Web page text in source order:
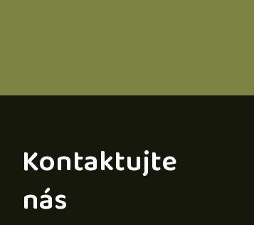
Kontaktujte
nás